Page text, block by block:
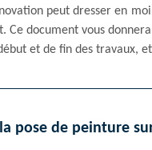
peut dresser en
Ce document vous
et de fin des travaux,
pose de peinture